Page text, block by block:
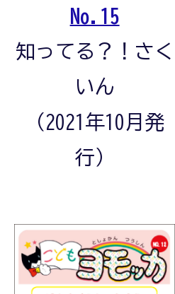
No.15
知ってる？！さく
いん
（2021年10月発
行）